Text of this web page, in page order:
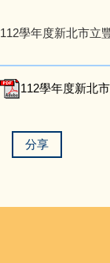
家庭教育專區
防災教育專區
112學年度新北市立
112學年度新北
分享